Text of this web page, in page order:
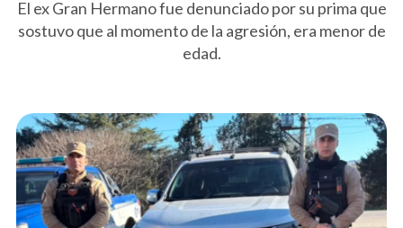
El ex Gran Hermano fue denunciado por su prima que
sostuvo que al momento de la agresión, era menor de
edad.